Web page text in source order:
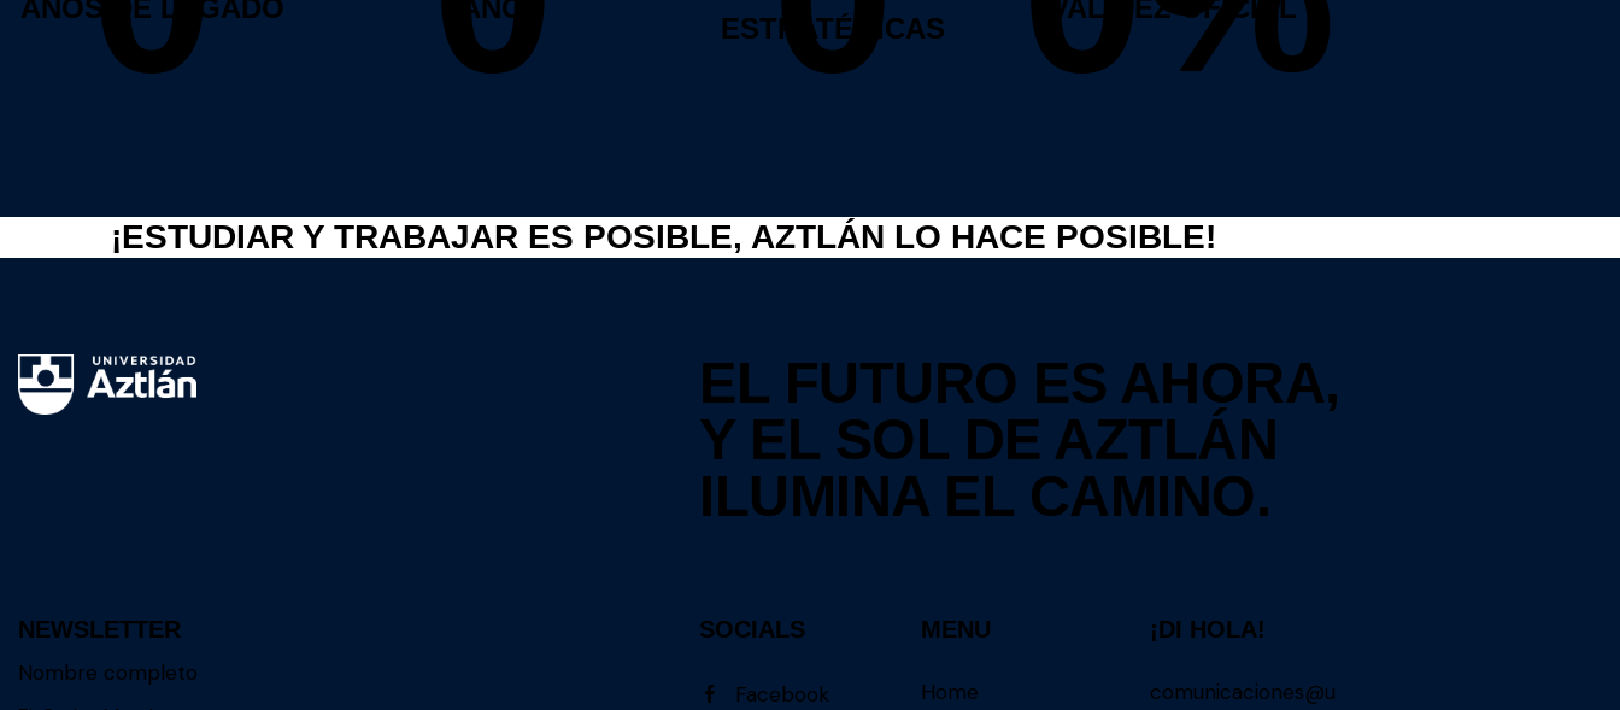
AÑOS DE LEGADO AÑO
ESTRATÉGICAS
VALIDEZ OFICIAL
¡ESTUDIAR Y TRABAJAR ES POSIBLE, AZTLÁN LO HACE POSIBLE!
EL FUTURO ES AHORA,
Y EL SOL DE AZTLÁN
ILUMINA EL CAMINO.
NEWSLETTER
Nombre completo
SOCIALS
Facebook
MENU
Home
¡DI HOLA!
comunicaciones@u